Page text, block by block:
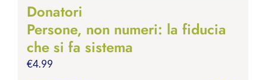
Donatori
Persone, non numeri: la fiducia
che si fa sistema
€4.99